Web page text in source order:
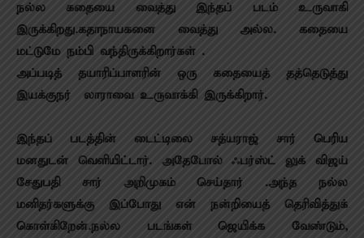
நல்ல கதையை வைத்து இந்தப் படம் உருவாகி
இருக்கிறது.கதாநாயகனை வைத்து அல்ல. கதையை
மட்டுமே நம்பி வந்திருக்கிறார்கள் .
அப்படித் தயாரிப்பாளரின் ஒரு கதையைத் தத்தெடுத்து
இயக்குநர் லாராவை உருவாக்கி இருக்கிறார்.
இந்தப் படத்தின் டைட்டிலை சத்யராஜ் சார் பெரிய
மனதுடன் வெளியிட்டார். அதேபோல் ஃபர்ஸ்ட் லுக் விஜய்
சேதுபதி சார் அறிமுகம் செய்தார் .அந்த நல்ல
மனிதர்களுக்கு இப்போது என் நன்றியைத் தெரிவித்துக்
கொள்கிறேன்.நல்ல படங்கள் ஜெயிக்க வேண்டும்,